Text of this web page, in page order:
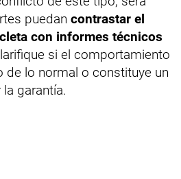
puedan contrastar el
con informes técnicos
si el comportamiento
de lo normal o constituye un
garantía.